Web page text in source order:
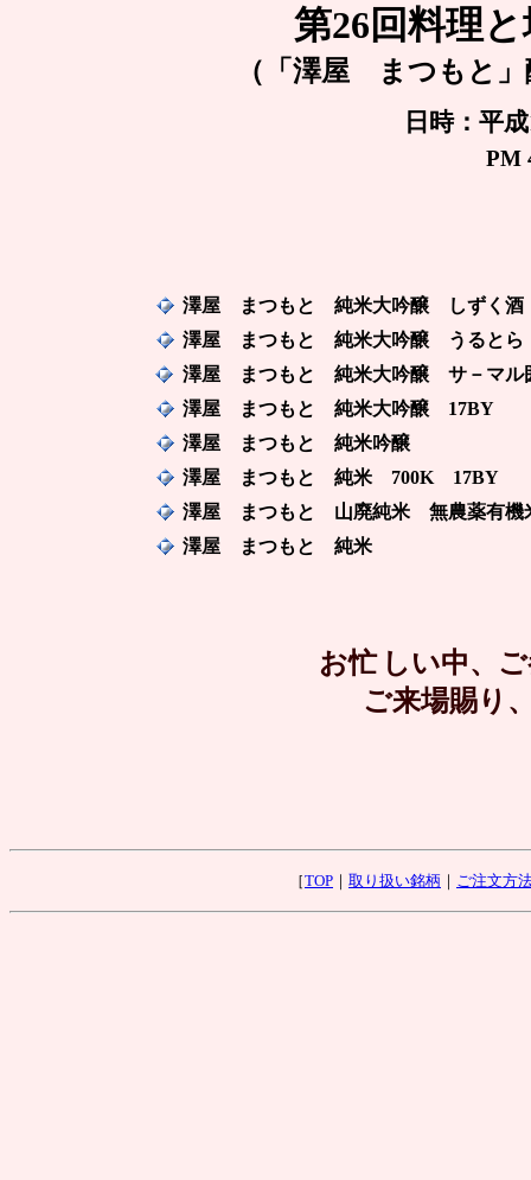
第26回料理
（「澤屋 まつもと
日時：平成
PM
澤屋 まつもと 純米大吟醸 しずく
澤屋 まつもと 純米大吟醸 うるとら
澤屋 まつもと 純米大吟醸 サ－マル
澤屋 まつもと 純米大吟醸
17BY
澤屋 まつもと 純米吟醸
澤屋 まつもと 純米 700K
17BY
澤屋 まつもと 山廃純米 無農薬有機
澤屋 まつもと 純米
お忙 しい中、
ご来場賜り
［TOP ｜ 取り扱い銘柄 ｜ ご注文方